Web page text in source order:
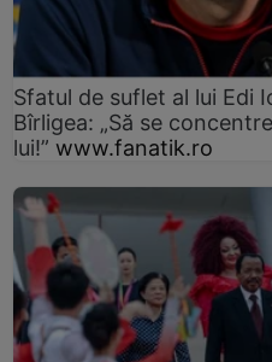
Sfatul de suflet al lui Edi
Bîrligea: „Să se
lui!” www.fanatik.ro